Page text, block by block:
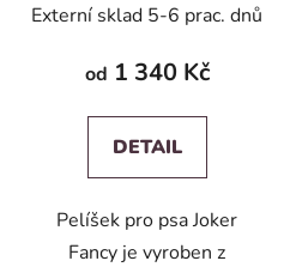
Externí sklad 5-6 prac. dnů
od 1 340 Kč
DETAIL
Pelíšek pro psa Joker
Fancy je vyroben z